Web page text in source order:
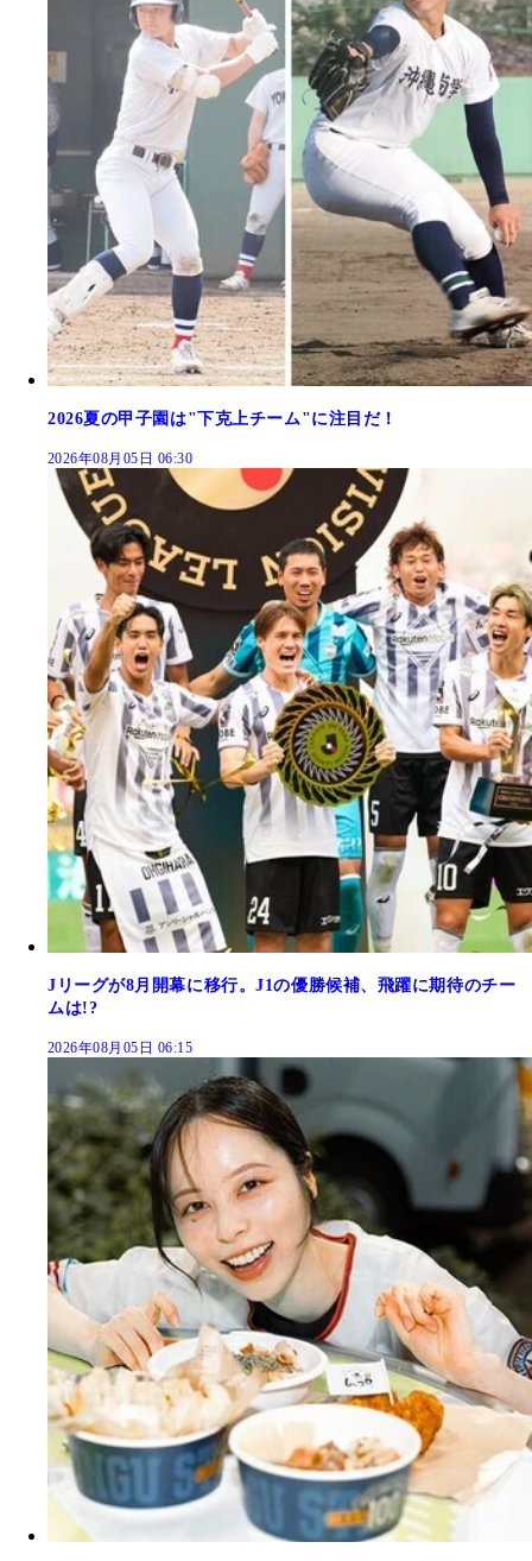
2026夏の甲子園は"下克上チーム"に注目だ！
2026年08月05日 06:30
Jリーグが8月開幕に移行。J1の優勝候補、飛躍に期待のチー
ムは!?
2026年08月05日 06:15